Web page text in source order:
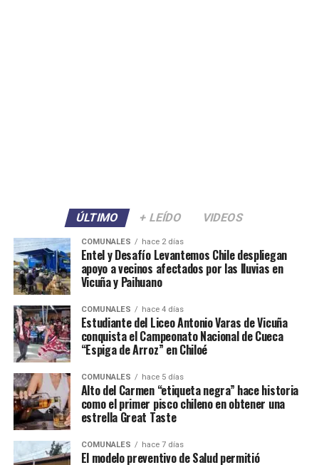
ÚLTIMO + LEÍDO VIDEOS
COMUNALES hace 2 días
Entel y Desafío Levantemos Chile despliegan
apoyo a vecinos afectados por las lluvias en
Vicuña y Paihuano
COMUNALES hace 4 días
Estudiante del Liceo Antonio Varas de Vicuña
conquista el Campeonato Nacional de Cueca
“Espiga de Arroz” en Chiloé
COMUNALES hace 5 días
Alto del Carmen “etiqueta negra” hace historia
como el primer pisco chileno en obtener una
estrella Great Taste
COMUNALES hace 7 días
El modelo preventivo de Salud permitió